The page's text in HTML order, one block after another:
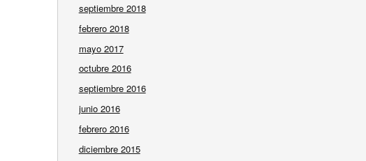
septiembre 2018
febrero 2018
mayo 2017
octubre 2016
septiembre 2016
junio 2016
febrero 2016
diciembre 2015